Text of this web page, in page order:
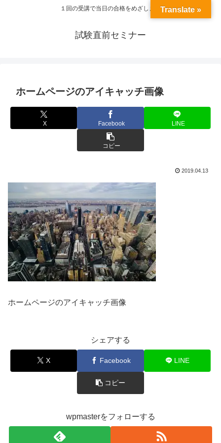
１回の受講で当日の合格をめざします
試験直前セミナー
ホームページのアイキャッチ画像
X Facebook LINE
コピー
2019.04.13
ホームページのアイキャッチ画像
シェアする
X Facebook LINE
コピー
wpmasterをフォローする
Translate »